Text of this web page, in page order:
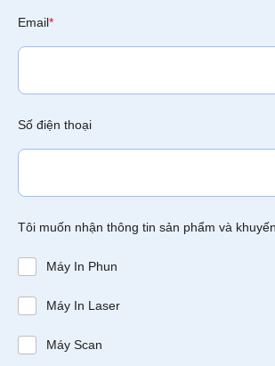
Email*
Số điện thoại
Tôi muốn nhận thông tin sản phẩm và
Máy In Phun
Máy In Laser
Máy Scan